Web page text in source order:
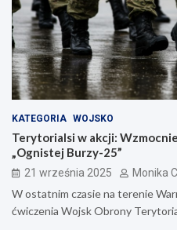
KATEGORIA WOJSKO
Terytorialsi w akcji:
„Ognistej Burzy-25”
21 września 2025 Monika
W ostatnim czasie na terenie
ćwiczenia Wojsk Obrony